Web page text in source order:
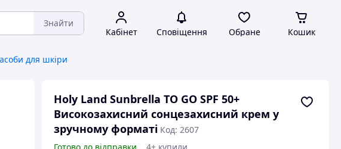
Знайти
Кабінет Сповіщення Обране Кошик
для шкіри
Holy Land Sunbrella TO GO SPF 50+
Високозахисний сонцезахисний крем у
зручному форматі Код: 2607